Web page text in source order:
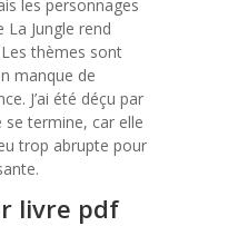
les personnages
Jungle rend
Les thèmes sont
manque de
J’ai été déçu par
se termine, car elle
trop abrupte pour
livre pdf